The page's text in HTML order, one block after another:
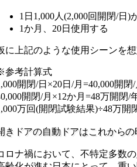
1日1,000人(2,000回開閉/日)
1か月、20日使用する
に上記のような使用シーンを
考計算式
開閉/日×20日/月=40,000開閉/
開閉/月×12か月=48万開閉/
万回(開閉試験結果)÷48万開
きドアの自動ドアはこれからの
ロナ禍において、不特定多数